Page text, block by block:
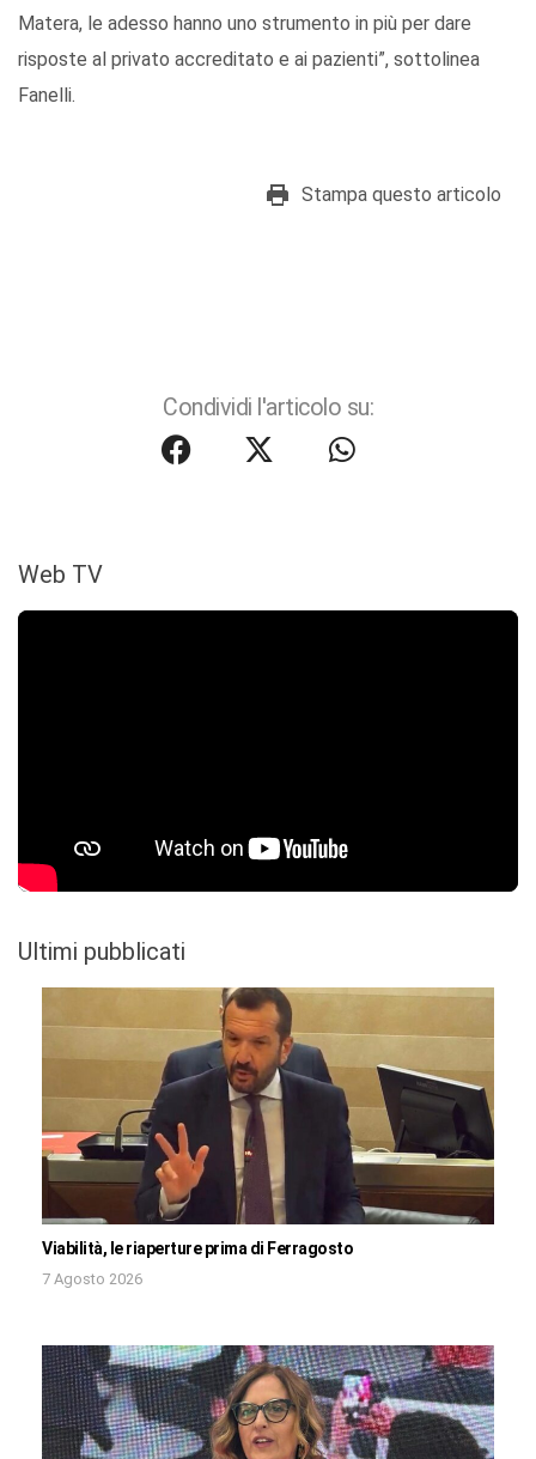
Matera, le adesso hanno uno strumento in più per dare
risposte al privato accreditato e ai pazienti”, sottolinea
Fanelli.
Stampa questo articolo
Condividi l'articolo su:
Web TV
Ultimi pubblicati
Viabilità, le riaperture prima di Ferragosto
7 Agosto 2026